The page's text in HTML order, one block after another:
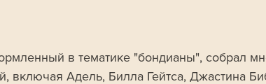
в тематике "бондианы", собрал
включая Адель, Билла Гейтса, Джастина